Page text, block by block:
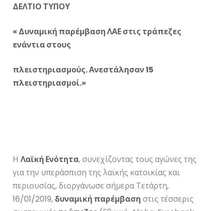
ΔΕΛΤΙΟ ΤΥΠΟΥ
« Δυναμική παρέμβαση ΛΑΕ στις τράπεζες
ενάντια στους
πλειστηριασμούς. Ανεστάλησαν 15
πλειστηριασμοί.»
ΗΛαϊκή Ενότητα, συνεχίζοντας τους αγώνες της
για την υπεράσπιση της λαϊκής κατοικίας και
περιουσίας, διοργάνωσε σήμερα Τετάρτη,
16/01/2019, δυναμική παρέμβαση στις τέσσερις